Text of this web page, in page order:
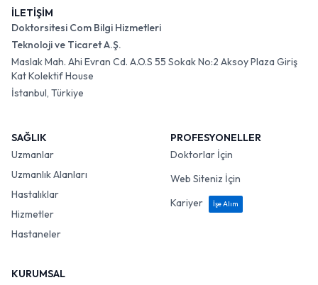
İLETİŞİM
Doktorsitesi Com Bilgi Hizmetleri
Teknoloji ve Ticaret A.Ş.
Maslak Mah. Ahi Evran Cd. A.O.S 55 Sokak No:2 Aksoy Plaza Giriş
Kat Kolektif House
İstanbul, Türkiye
SAĞLIK
Uzmanlar
Uzmanlık Alanları
Hastalıklar
Hizmetler
Hastaneler
PROFESYONELLER
Doktorlar İçin
Web Siteniz İçin
Kariyer
İşe Alım
KURUMSAL